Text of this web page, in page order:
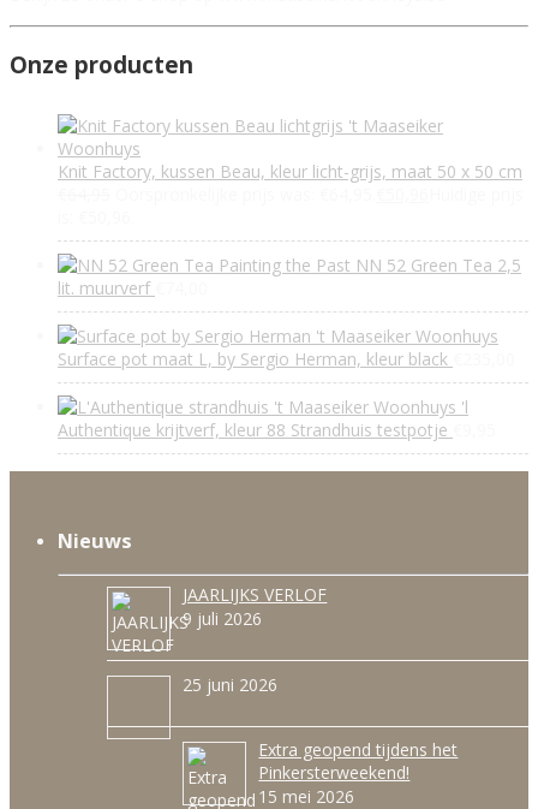
Onze producten
Knit Factory, kussen Beau, kleur licht-grijs, maat 50 x 50 cm
Painting the Past NN 52 Green Tea 2,5
lit. muurverf
Surface pot maat L, by Sergio Herman, kleur black
'l
Authentique krijtverf, kleur 88 Strandhuis testpotje
Nieuws
JAARLIJKS VERLOF
9 juli 2026
25 juni 2026
Extra geopend tijdens het
Pinkersterweekend!
15 mei 2026